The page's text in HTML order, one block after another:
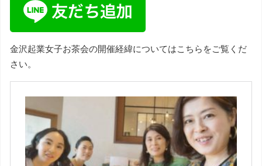
金沢起業女子お茶会の開催経緯についてはこちらをご覧くだ
さい。